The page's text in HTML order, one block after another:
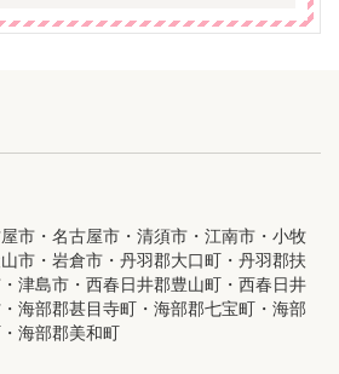
市・名古屋市・清須市・江南市・小牧
市・岩倉市・丹羽郡大口町・丹羽郡扶
津島市・西春日井郡豊山町・西春日井
海部郡甚目寺町・海部郡七宝町・海部
海部郡美和町